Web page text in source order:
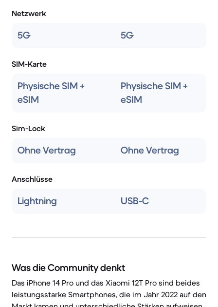
Netzwerk
5G 5G
SIM-Karte
Physische SIM +
eSIM
Physische SIM +
eSIM
Sim-Lock
Ohne Vertrag Ohne Vertrag
Anschlüsse
Lightning USB-C
Was die Community denkt
Das iPhone 14 Pro und das Xiaomi 12T Pro sind beides
leistungsstarke Smartphones, die im Jahr 2022 auf den